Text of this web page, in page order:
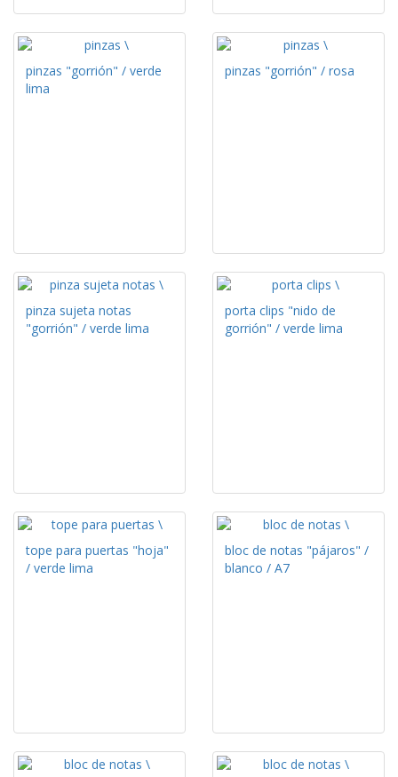
pinzas "gorrión" / verde
lima
pinzas "gorrión" / rosa
pinza sujeta notas
"gorrión" / verde lima
porta clips "nido de
gorrión" / verde lima
tope para puertas "hoja"
/ verde lima
bloc de notas "pájaros" /
blanco / A7